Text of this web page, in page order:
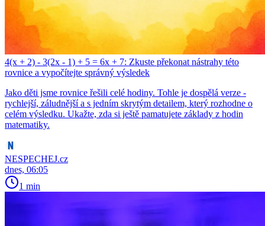
4(x + 2) - 3(2x - 1) + 5 = 6x + 7: Zkuste překonat nástrahy této
rovnice a vypočítejte správný výsledek
Jako děti jsme rovnice řešili celé hodiny. Tohle je dospělá verze -
rychlejší, záludnější a s jedním skrytým detailem, který rozhodne o
celém výsledku. Ukažte, zda si ještě pamatujete základy z hodin
matematiky.
NESPECHEJ.cz
dnes, 06:05
1 min